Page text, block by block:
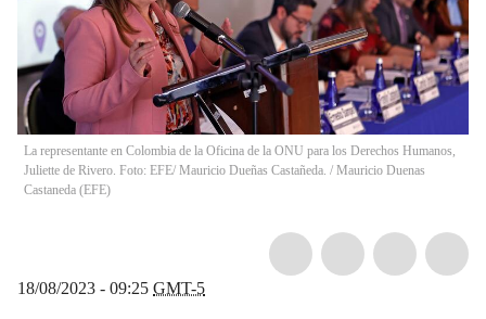
La representante en Colombia de la Oficina de la ONU para los Derechos Humanos,
Juliette de Rivero. Foto: EFE/ Mauricio Dueñas Castañeda. / Mauricio Duenas
Castaneda (EFE)
18/08/2023 - 09:25 GMT-5